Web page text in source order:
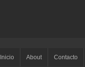
Inicio About Contacto